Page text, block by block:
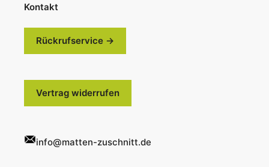
Kontakt
Rückrufservice →
Vertrag widerrufen
info@matten-zuschnitt.de